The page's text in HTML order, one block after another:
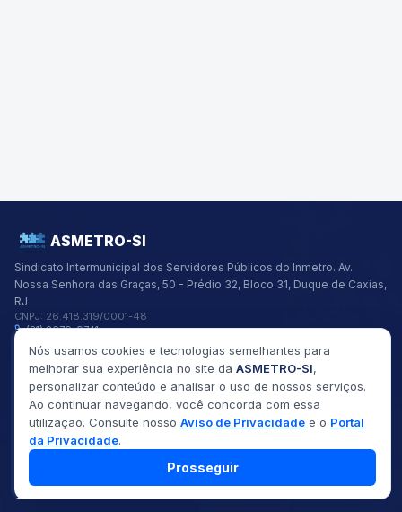
ASMETRO-SI
Sindicato Intermunicipal dos Servidores Públicos do Inmetro. Av.
Nossa Senhora das Graças, 50 - Prédio 32, Bloco 31, Duque de Caxias,
RJ
CNPJ: 26.418.319/0001-48
(21) 2679-9741
asmetro@asmetro.org.br
Links Rápidos
Institucional
Gestão
Saúde
Convênios
Fóruns
Seus Direitos
2026 ASMETRO-SI
Todos os direitos reservados
Nós usamos cookies e tecnologias semelhantes para
melhorar sua experiência no site da ASMETRO-SI,
personalizar conteúdo e analisar o uso de nossos serviços.
Ao continuar navegando, você concorda com essa
utilização. Consulte nosso Aviso de Privacidade e o Portal
da Privacidade.
Prosseguir